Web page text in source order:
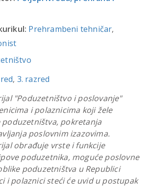
Prehrambeni tehničar,
, 3. razred
"Poduzetništvo i poslovanje"
i polaznicima koji žele
pokretanja
poslovnim izazovima.
obrađuje vrste i funkcije
poduzetnika, moguće poslovne
poduzetništva u Republici
i polaznici steći će uvid u postupak